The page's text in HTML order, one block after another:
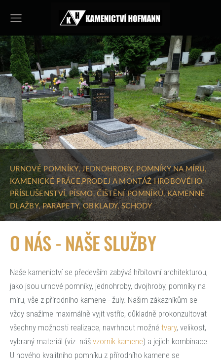
URNOVÉ POMNÍKY, JEDNOHROBY, POMNÍKY NA MÍRU,
KAMENICKÉ PRÁCE,PRODEJ A MONTÁŽ HROBOVÉHO
PŘÍSLUŠENSTVÍ, PÍSMO, ČIŠTĚNÍ POMNÍKŮ, KAMENNÉ
DLAŽBY, PARAPETY, OBKLADY, SCHODY
O NÁS - NAŠE SLUŽBY
Naše kamenictví se především zabývá hřbitovní architekturou,
jako jsou urnové pomníky, jednohroby, dvojhroby, pomníky na
míru, vše z přírodního kamene - žuly. Našim zákazníkům se
vždy snažíme maximálně vyjít vstříc, důkladně prokonzultovat
všechny možnosti realizace, navrhnout možné tvary, velikost,
vybraný materiál (viz. náš vzorník kamene) a jejich kombinace.
U nového kvalitního pomníku z přírodního kamene se